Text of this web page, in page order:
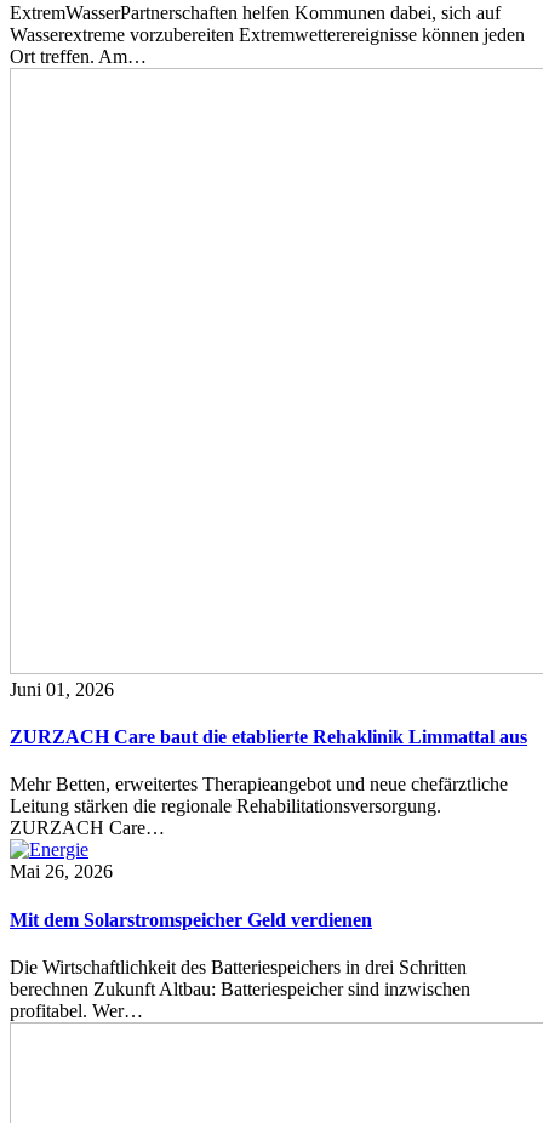
ExtremWasserPartnerschaften helfen Kommunen dabei, sich auf
Wasserextreme vorzubereiten Extremwetterereignisse können jeden
Ort treffen. Am…
Juni 01, 2026
ZURZACH Care baut die etablierte Rehaklinik Limmattal aus
Mehr Betten, erweitertes Therapieangebot und neue chefärztliche
Leitung stärken die regionale Rehabilitationsversorgung.
ZURZACH Care…
Mai 26, 2026
Mit dem Solarstromspeicher Geld verdienen
Die Wirtschaftlichkeit des Batteriespeichers in drei Schritten
berechnen Zukunft Altbau: Batteriespeicher sind inzwischen
profitabel. Wer…